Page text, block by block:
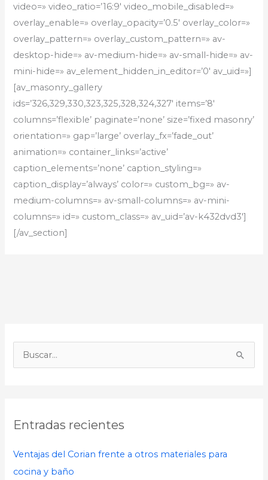
video=» video_ratio=’16:9′ video_mobile_disabled=»
overlay_enable=» overlay_opacity=’0.5′ overlay_color=»
overlay_pattern=» overlay_custom_pattern=» av-
desktop-hide=» av-medium-hide=» av-small-hide=» av-
mini-hide=» av_element_hidden_in_editor=’0′ av_uid=»]
[av_masonry_gallery
ids=’326,329,330,323,325,328,324,327′ items=’8′
columns=’flexible’ paginate=’none’ size=’fixed masonry’
orientation=» gap=’large’ overlay_fx=’fade_out’
animation=» container_links=’active’
caption_elements=’none’ caption_styling=»
caption_display=’always’ color=» custom_bg=» av-
medium-columns=» av-small-columns=» av-mini-
columns=» id=» custom_class=» av_uid=’av-k432dvd3′]
[/av_section]
a
Entradas recientes
Ventajas del Corian frente a otros materiales para
cocina y baño